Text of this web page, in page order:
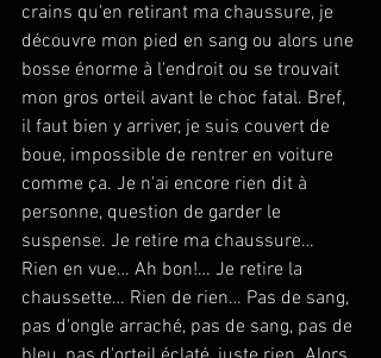
crains qu'en retirant ma chaussure, je
découvre mon pied en sang ou alors une
bosse énorme à l'endroit ou se trouvait
mon gros orteil avant le choc fatal. Bref,
il faut bien y arriver, je suis couvert de
boue, impossible de rentrer en voiture
comme ça. Je n'ai encore rien dit à
personne, question de garder le
suspense. Je retire ma chaussure…
Rien en vue… Ah bon!… Je retire la
chaussette… Rien de rien… Pas de sang,
pas d'ongle arraché, pas de sang, pas de